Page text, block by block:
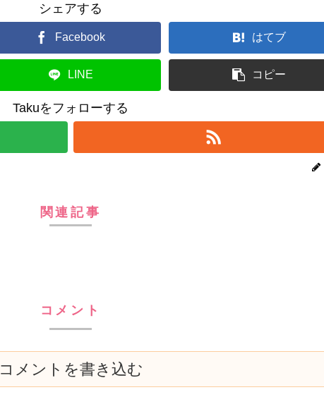
シェアする
Facebook はてブ
LINE コピー
Takuをフォローする
関連記事
コメント
コメントを書き込む